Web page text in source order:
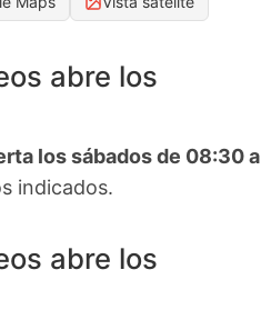
abre los
los sábados de 08:30 a
indicados.
abre los